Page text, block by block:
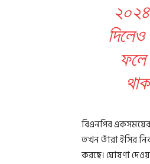
ফলে
বিএনপির একসময়ের
তখন তাঁরা ইসির
করছে। ঘোষণা